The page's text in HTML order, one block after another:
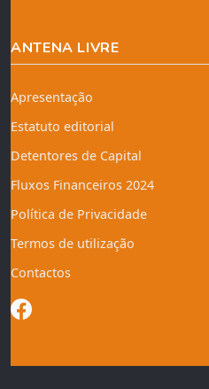
ANTENA LIVRE
Apresentação
Estatuto editorial
Detentores de Capital
Fluxos Financeiros 2024
Política de Privacidade
Termos de utilização
Contactos